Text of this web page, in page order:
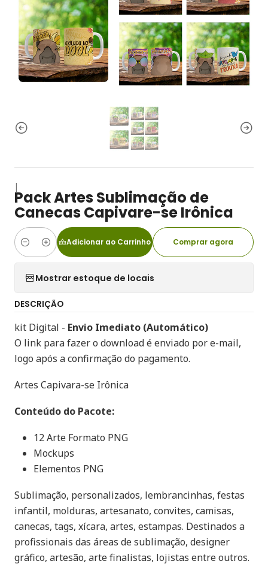
|
Pack Artes Sublimação de
Canecas Capivare-se Irônica
Quantidade
Adicionar ao Carrinho Comprar agora
Mostrar estoque de locais
DESCRIÇÃO
kit Digital - Envio Imediato (Automático)
O link para fazer o download é enviado por e-mail,
logo após a confirmação do pagamento.
Artes Capivara-se Irônica
Conteúdo do Pacote:
12 Arte Formato PNG
Mockups
Elementos PNG
Sublimação, personalizados, lembrancinhas, festas
infantil, molduras, artesanato, convites, camisas,
canecas, tags, xícara, artes, estampas. Destinados a
profissionais das áreas de sublimação, designer
gráfico, artesão, arte finalistas, lojistas entre outros.